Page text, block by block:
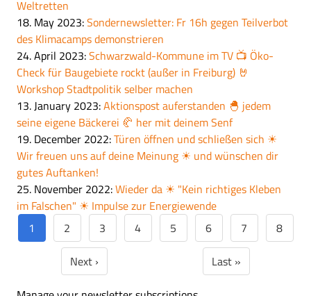
Weltretten
18. May 2023:Sondernewsletter: Fr 16h gegen Teilverbot
des Klimacamps demonstrieren
24. April 2023:Schwarzwald-Kommune im TV 📺 Öko-
Check für Baugebiete rockt (außer in Freiburg) 🤘
Workshop Stadtpolitik selber machen
13. January 2023:Aktionspost auferstanden 🐣 jedem
seine eigene Bäckerei 🥐 her mit deinem Senf
19. December 2022:Türen öffnen und schließen sich ☀
Wir freuen uns auf deine Meinung ☀ und wünschen dir
gutes Auftanken!
25. November 2022:Wieder da ☀ "Kein richtiges Kleben
im Falschen" ☀ Impulse zur Energiewende
Pagination
Current
1 Page
2 Page
3 Page
4 Page
5 Page
6 Page
7 Page
8
Next page
Next › Last page
Last »